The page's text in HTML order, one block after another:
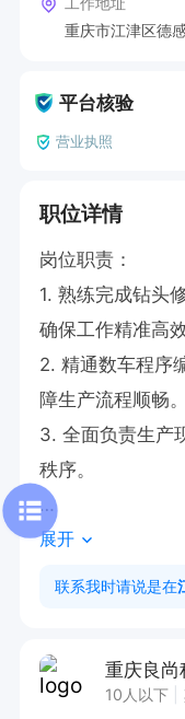
重庆市江津区德
平台核验
营业执照
职位详情
岗位职责：
1. 熟练完成钻头
确保工作精准高效
2. 精通数车程序
障生产流程顺畅。
3. 全面负责生产
秩序。
任职要求：
1. 学历达到高中
任务。
展开
联系我时请说是在
重庆良尚
10人以下